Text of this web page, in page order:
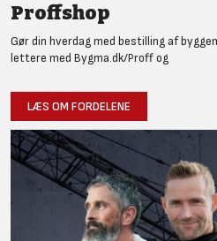
Proffshop
Gør din hverdag med bestilling af
lettere med Bygma.dk/Proff og
LÆS OM FORDELENE